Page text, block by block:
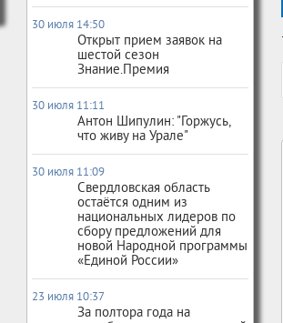
30 июля 14:50
Открыт прием заявок на
шестой сезон
Знание.Премия
30 июля 11:11
Антон Шипулин: "Горжусь,
что живу на Урале"
30 июля 11:09
Свердловская область
остаётся одним из
национальных лидеров по
сбору предложений для
новой Народной программы
«Единой России»
23 июля 10:37
За полтора года на